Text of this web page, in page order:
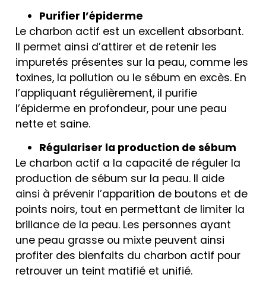
Purifier l’épiderme
Le charbon actif est un excellent absorbant.
Il permet ainsi d’attirer et de retenir les
impuretés présentes sur la peau, comme les
toxines, la pollution ou le sébum en excès. En
l’appliquant régulièrement, il purifie
l’épiderme en profondeur, pour une peau
nette et saine.
Régulariser la production de sébum
Le charbon actif a la capacité de réguler la
production de sébum sur la peau. Il aide
ainsi à prévenir l’apparition de boutons et de
points noirs, tout en permettant de limiter la
brillance de la peau. Les personnes ayant
une peau grasse ou mixte peuvent ainsi
profiter des bienfaits du charbon actif pour
retrouver un teint matifié et unifié.